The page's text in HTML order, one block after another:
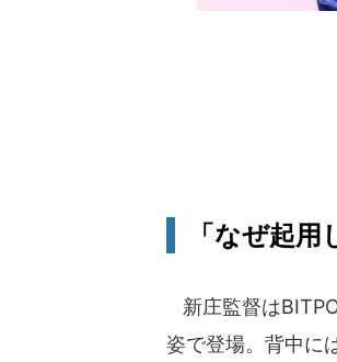
「なぜ起
新庄監督は
姿で登場。背中に